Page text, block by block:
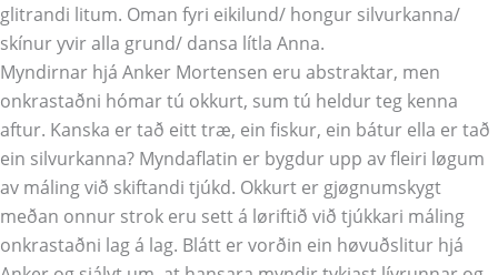
glitrandi litum. Oman fyri eikilund/ hongur silvurkanna/
skínur yvir alla grund/ dansa lítla Anna.
Myndirnar hjá Anker Mortensen eru abstraktar, men
onkrastaðni hómar tú okkurt, sum tú heldur teg kenna
aftur. Kanska er tað eitt træ, ein fiskur, ein bátur ella er tað
ein silvurkanna? Myndaflatin er bygdur upp av fleiri løgum
av máling við skiftandi tjúkd. Okkurt er gjøgnumskygt
meðan onnur strok eru sett á løriftið við tjúkkari máling
onkrastaðni lag á lag. Blátt er vorðin ein høvuðslitur hjá